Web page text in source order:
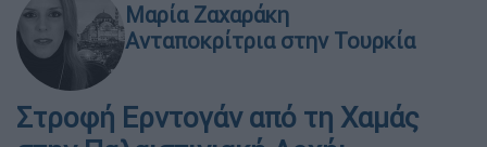
Μαρία Ζαχαράκη
Ανταποκρίτρια στην Τουρκία
Στροφή Ερντογάν από τη Χαμάς